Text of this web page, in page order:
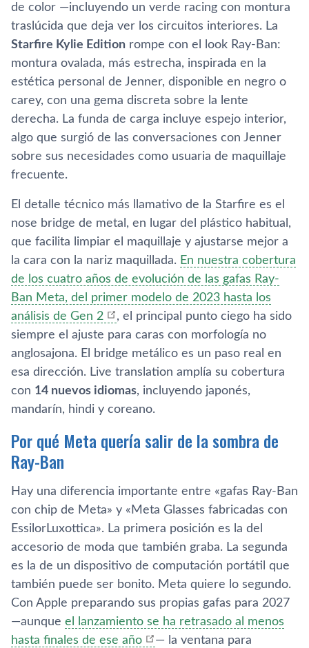
de color —incluyendo un verde racing con montura
traslúcida que deja ver los circuitos interiores. La
Starfire Kylie Edition rompe con el look Ray-Ban:
montura ovalada, más estrecha, inspirada en la
estética personal de Jenner, disponible en negro o
carey, con una gema discreta sobre la lente
derecha. La funda de carga incluye espejo interior,
algo que surgió de las conversaciones con Jenner
sobre sus necesidades como usuaria de maquillaje
frecuente.
El detalle técnico más llamativo de la Starfire es el
nose bridge de metal, en lugar del plástico habitual,
que facilita limpiar el maquillaje y ajustarse mejor a
la cara con la nariz maquillada. En nuestra cobertura
de los cuatro años de evolución de las gafas Ray-
Ban Meta, del primer modelo de 2023 hasta los
análisis de Gen 2
, el principal punto ciego ha sido
siempre el ajuste para caras con morfología no
anglosajona. El bridge metálico es un paso real en
esa dirección. Live translation amplía su cobertura
con 14 nuevos idiomas, incluyendo japonés,
mandarín, hindi y coreano.
Por qué Meta quería salir de la sombra de
Ray-Ban
Hay una diferencia importante entre «gafas Ray-Ban
con chip de Meta» y «Meta Glasses fabricadas con
EssilorLuxottica». La primera posición es la del
accesorio de moda que también graba. La segunda
es la de un dispositivo de computación portátil que
también puede ser bonito. Meta quiere lo segundo.
Con Apple preparando sus propias gafas para 2027
—aunque el lanzamiento se ha retrasado al menos
hasta finales de ese año
— la ventana para